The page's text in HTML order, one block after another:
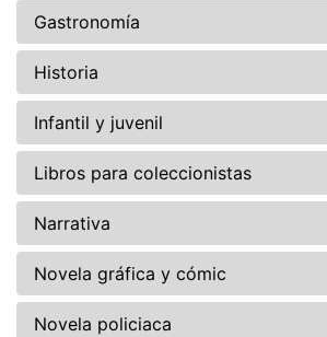
Gastronomía
Historia
Infantil y juvenil
Libros para coleccionistas
Narrativa
Novela gráfica y cómic
Novela policiaca